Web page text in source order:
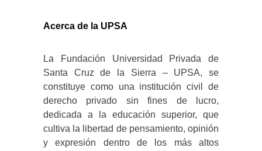
Acerca de la UPSA
La Fundación Universidad Privada de
Santa Cruz de la Sierra – UPSA, se
constituye como una institución civil de
derecho privado sin fines de lucro,
dedicada a la educación superior, que
cultiva la libertad de pensamiento, opinión
y expresión dentro de los más altos